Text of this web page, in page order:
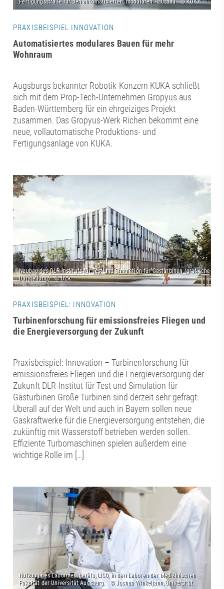
PRAXISBEISPIEL INNOVATION
Automatisiertes modulares Bauen für mehr
Wohnraum
Augsburgs bekannter Robotik-Konzern KUKA schließt
sich mit dem Prop-Tech-Unternehmen Gropyus aus
Baden-Württemberg für ein ehrgeiziges Projekt
zusammen. Das Gropyus-Werk Richen bekommt eine
neue, vollautomatische Produktions- und
Fertigungsanlage von KUKA.
PRAXISBEISPIEL: INNOVATION
Turbinenforschung für emissionsfreies Fliegen und
die Energieversorgung der Zukunft
Praxisbeispiel: Innovation – Turbinenforschung für
emissionsfreies Fliegen und die Energieversorgung der
Zukunft DLR-Institut für Test und Simulation für
Gasturbinen Große Turbinen sind derzeit sehr gefragt:
Überall auf der Welt und auch in Bayern sollen neue
Gaskraftwerke für die Energieversorgung entstehen, die
zukünftig mit Wasserstoff betrieben werden sollen.
Effiziente Turbomaschinen spielen außerdem eine
wichtige Rolle im […]